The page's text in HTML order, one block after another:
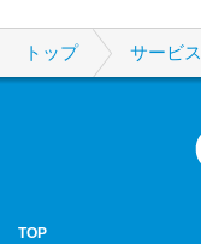
トップ サービス
TOP